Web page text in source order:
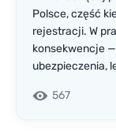
Polsce, część
rejestracji. W
konsekwencje
ubezpieczenia,
warto wiedzieć,
567